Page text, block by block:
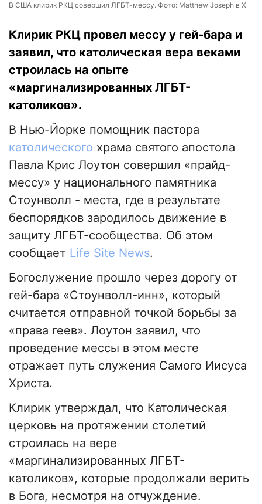
В США клирик РКЦ совершил ЛГБТ-мессу. Фото: Matthew Joseph в Х
Клирик РКЦ провел мессу у гей-бара и
заявил, что католическая вера веками
строилась на опыте
«маргинализированных ЛГБТ-
католиков».
В Нью-Йорке помощник пастора
католического храма святого апостола
Павла Крис Лоутон совершил «прайд-
мессу» у национального памятника
Стоунволл - места, где в результате
беспорядков зародилось движение в
защиту ЛГБТ-сообщества. Об этом
сообщает Life Site News.
Богослужение прошло через дорогу от
гей-бара «Стоунволл-инн», который
считается отправной точкой борьбы за
«права геев». Лоутон заявил, что
проведение мессы в этом месте
отражает путь служения Самого Иисуса
Христа.
Клирик утверждал, что Католическая
церковь на протяжении столетий
строилась на вере
«маргинализированных ЛГБТ-
католиков», которые продолжали верить
в Бога, несмотря на отчуждение.